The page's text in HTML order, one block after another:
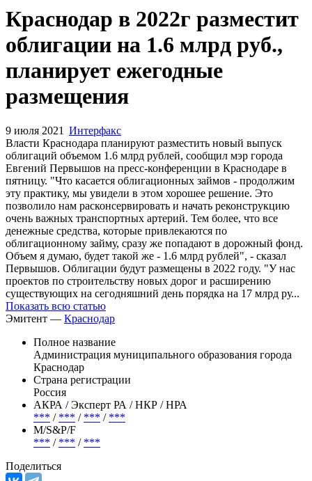
Краснодар в 2022г разместит
облигации на 1.6 млрд руб.,
планирует ежегодные
размещения
9 июля 2021 Интерфакс
Власти Краснодара планируют разместить новый выпуск
облигаций объемом 1.6 млрд рублей, сообщил мэр города
Евгений Первышов на пресс-конференции в Краснодаре в
пятницу. "Что касается облигационных займов - продолжим
эту практику, мы увидели в этом хорошее решение. Это
позволило нам расконсервировать и начать реконструкцию
очень важных транспортных артерий. Тем более, что все
денежные средства, которые привлекаются по
облигационному займу, сразу же попадают в дорожный фонд.
Объем я думаю, будет такой же - 1.6 млрд рублей", - сказал
Первышов. Облигации будут размещены в 2022 году. "У нас
проектов по строительству новых дорог и расширению
существующих на сегодняшний день порядка на 17 млрд ру...
Показать всю статью
Эмитент — Краснодар
Полное название
Администрация муниципального образования города
Краснодар
Страна регистрации
Россия
АКРА / Эксперт РА / НКР / НРА
*** / *** / *** / ***
М/S&P/F
*** / *** / ***
Поделиться